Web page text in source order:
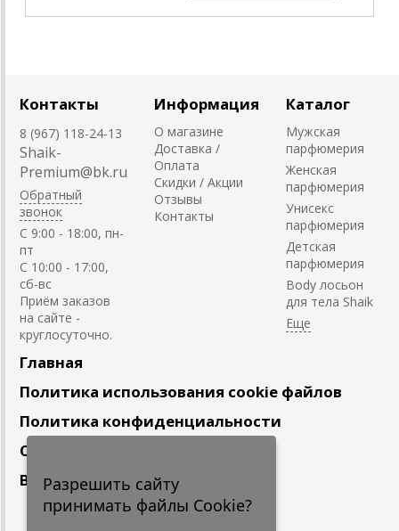
Контакты
8 (967) 118-24-13
Shaik-
Premium@bk.ru
Обратный
звонок
C 9:00 - 18:00, пн-
пт
С 10:00 - 17:00,
сб-вс
Приём заказов
на сайте -
круглосуточно.
Информация
О магазине
Доставка /
Оплата
Скидки / Акции
Отзывы
Контакты
Каталог
Мужская
парфюмерия
Женская
парфюмерия
Унисекс
парфюмерия
Детская
парфюмерия
Body лосьон
для тела Shaik
Главная
Политика использования cookie файлов
Политика конфиденциальности
Сотрудничество
Вакансии
Подпишитесь
Разрешить сайту
принимать файлы Cookie?